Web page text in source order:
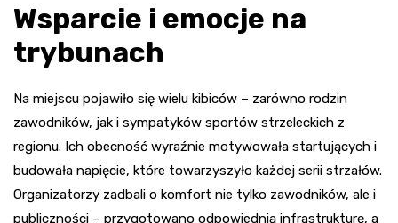
Wsparcie i emocje na
trybunach
Na miejscu pojawiło się wielu kibiców – zarówno rodzin
zawodników, jak i sympatyków sportów strzeleckich z
regionu. Ich obecność wyraźnie motywowała startujących i
budowała napięcie, które towarzyszyło każdej serii strzałów.
Organizatorzy zadbali o komfort nie tylko zawodników, ale i
publiczności – przygotowano odpowiednią infrastrukturę, a